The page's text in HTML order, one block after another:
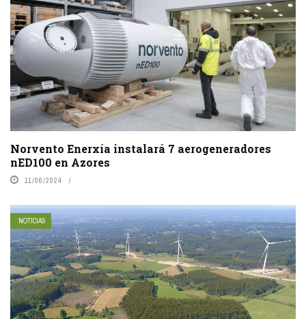
Norvento Enerxía instalará 7 aerogeneradores
nED100 en Azores
11/06/2024
NOTICIAS